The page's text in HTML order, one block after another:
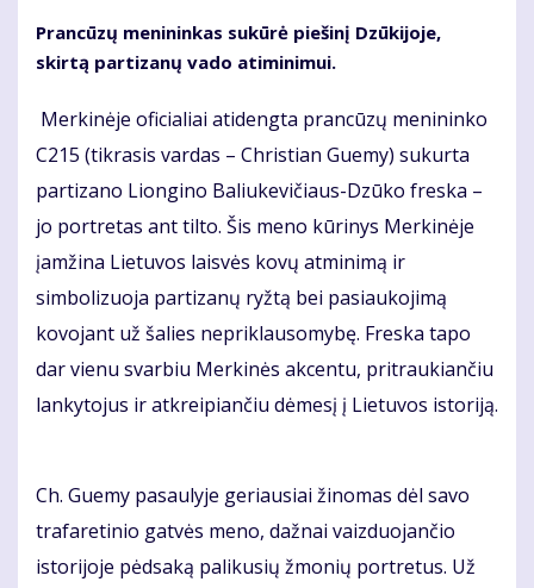
Prancūzų menininkas sukūrė piešinį Dzūkijoje,
skirtą partizanų vado atiminimui.
Merkinėje oficialiai atidengta prancūzų menininko
C215 (tikrasis vardas – Christian Guemy) sukurta
partizano Liongino Baliukevičiaus-Dzūko freska –
jo portretas ant tilto. Šis meno kūrinys Merkinėje
įamžina Lietuvos laisvės kovų atminimą ir
simbolizuoja partizanų ryžtą bei pasiaukojimą
kovojant už šalies nepriklausomybę. Freska tapo
dar vienu svarbiu Merkinės akcentu, pritraukiančiu
lankytojus ir atkreipiančiu dėmesį į Lietuvos istoriją.
Ch. Guemy pasaulyje geriausiai žinomas dėl savo
trafaretinio gatvės meno, dažnai vaizduojančio
istorijoje pėdsaką palikusių žmonių portretus. Už